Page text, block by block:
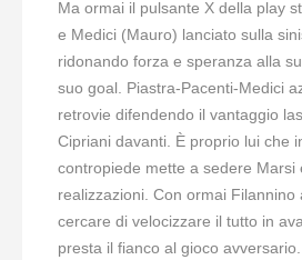
Ma ormai il pulsante X della play
e Medici (Mauro) lanciato sulla
ridonando forza e speranza alla
suo goal. Piastra-Pacenti-Medici
retrovie difendendo il vantaggio
Cipriani davanti. È proprio lui che
contropiede mette a sedere Marsi
realizzazioni. Con ormai Filannino
cercare di velocizzare il tutto in
presta il fianco al gioco